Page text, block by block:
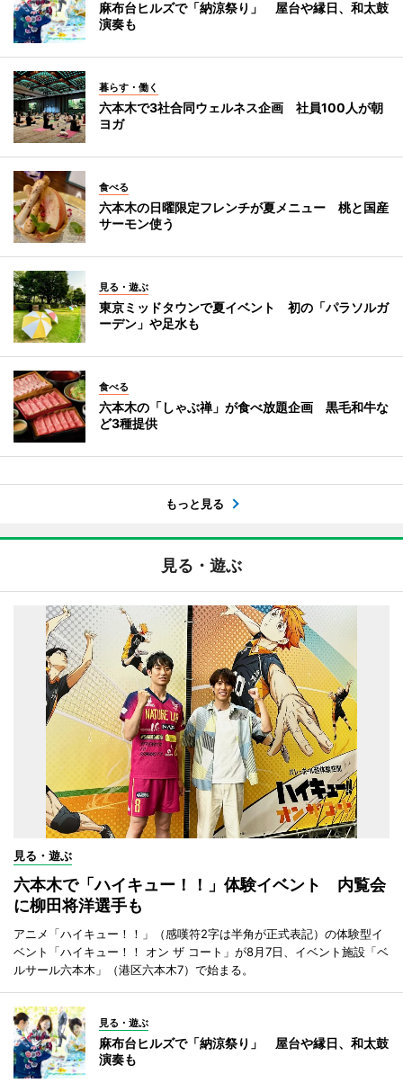
麻布台ヒルズで「納涼祭り」 屋台や縁日、和太鼓
演奏も
暮らす・働く
六本木で3社合同ウェルネス企画 社員100人が朝
ヨガ
食べる
六本木の日曜限定フレンチが夏メニュー 桃と国産
サーモン使う
見る・遊ぶ
東京ミッドタウンで夏イベント 初の「パラソルガ
ーデン」や足水も
食べる
六本木の「しゃぶ禅」が食べ放題企画 黒毛和牛な
ど3種提供
もっと見る
見る・遊ぶ
見る・遊ぶ
六本木で「ハイキュー！！」体験イベント 内覧会
に柳田将洋選手も
アニメ「ハイキュー！！」（感嘆符2字は半角が正式表記）の体験型イ
ベント「ハイキュー！！ オン ザ コート」が8月7日、イベント施設「ベ
ルサール六本木」（港区六本木7）で始まる。
見る・遊ぶ
麻布台ヒルズで「納涼祭り」 屋台や縁日、和太鼓
演奏も